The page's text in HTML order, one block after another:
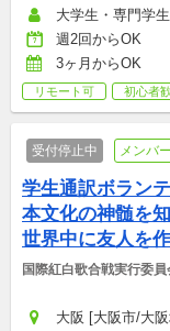
大学生・専門学生
週2回からOK
3ヶ月からOK
リモート可 初心者
受付停止中 メンバ
学生通訳ボラン
本文化の神髄を
世界中に友人を
国際紅白歌合戦実行委員
大阪 [大阪市/大